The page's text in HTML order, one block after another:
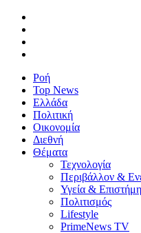
Ροή
Top News
Ελλάδα
Πολιτική
Οικονομία
Διεθνή
Θέματα
Τεχνολογία
Περιβάλλον &
Υγεία & Επιστήμη
Πολιτισμός
Lifestyle
PrimeNews TV